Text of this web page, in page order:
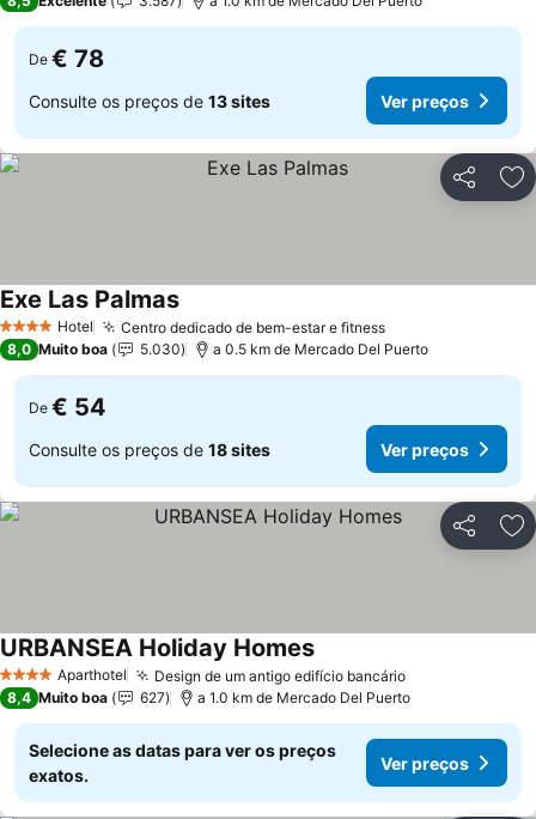
De € 78
Consulte os preços de 13 sites Ver preços
Partilhar
4 EstrelasHotel Centro dedicado de bem-estar e fitness
Exe Las Palmas
8,0 Muito boa 5.030 a 0.5 km de Mercado Del Puerto
De € 54
Consulte os preços de 18 sites Ver preços
Partilhar
4 EstrelasAparthotel Design de um antigo edifício bancário
URBANSEA Holiday Homes
8,4 Muito boa 627 a 1.0 km de Mercado Del Puerto
Selecione as datas para ver os preços
exatos.
Ver preços